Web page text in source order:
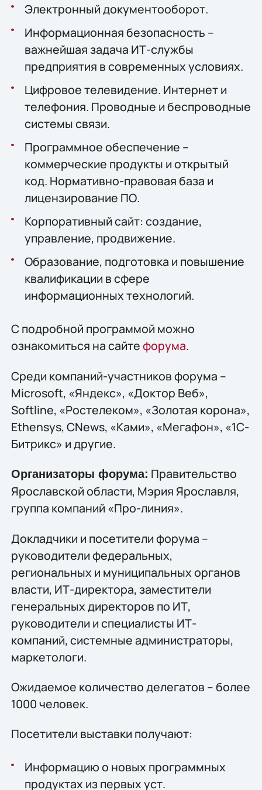
Электронный документооборот.
Информационная безопасность –
важнейшая задача ИТ-службы
предприятия в современных условиях.
Цифровое телевидение. Интернет и
телефония. Проводные и беспроводные
системы связи.
Программное обеспечение –
коммерческие продукты и открытый
код. Нормативно-правовая база и
лицензирование ПО.
Корпоративный сайт: создание,
управление, продвижение.
Образование, подготовка и повышение
квалификации в сфере
информационных технологий.
С подробной программой можно
ознакомиться на сайтефорума.
Среди компаний-участников форума –
Microsoft, «Яндекс», «Доктор Веб»,
Softline, «Ростелеком», «Золотая корона»,
Ethensys, CNews, «Ками», «Мегафон», «1С-
Битрикс» и другие.
Организаторы форума: Правительство
Ярославской области, Мэрия Ярославля,
группа компаний «Про-линия».
Докладчики и посетители форума –
руководители федеральных,
региональных и муниципальных органов
власти, ИТ-директора, заместители
генеральных директоров по ИТ,
руководители и специалисты ИТ-
компаний, системные администраторы,
маркетологи.
Ожидаемое количество делегатов – более
1000 человек.
Посетители выставки получают:
Информацию о новых программных
продуктах из первых уст.